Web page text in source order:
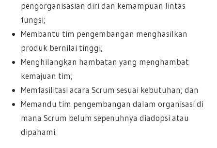
pengorganisasian diri dan kemampuan lintas
fungsi;
Membantu tim pengembangan menghasilkan
produk bernilai tinggi;
Menghilangkan hambatan yang menghambat
kemajuan tim;
Memfasilitasi acara Scrum sesuai kebutuhan; dan
Memandu tim pengembangan dalam organisasi di
mana Scrum belum sepenuhnya diadopsi atau
dipahami.